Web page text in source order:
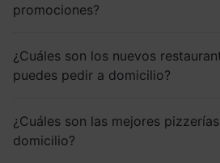
promociones?
¿Cuáles son los nuevos
puedes pedir a domicilio?
¿Cuáles son las mejores
domicilio?